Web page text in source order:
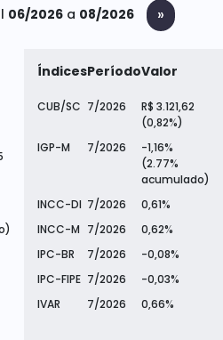
06/2026a 08/2026 »
ÍndicesPeríodoValor
CUB/SC 7/2026
R$ 3.121,62
(0,82%)
IGP-M
7/2026
-1,16%
(2.77%
acumulado)
INCC-DI 7/2026
0,61%
INCC-M 7/2026
0,62%
IPC-BR
7/2026
-0,08%
IPC-FIPE 7/2026
-0,03%
IVAR
7/2026 0,66%